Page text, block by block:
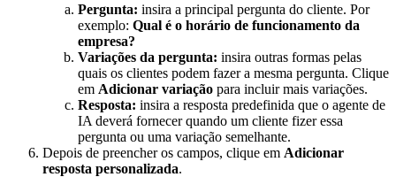
Pergunta: insira a principal pergunta do cliente. Por
exemplo: Qual é o horário de funcionamento da
empresa?
Variações da pergunta: insira outras formas pelas
quais os clientes podem fazer a mesma pergunta. Clique
em Adicionar variação para incluir mais variações.
Resposta: insira a resposta predefinida que o agente de
IA deverá fornecer quando um cliente fizer essa
pergunta ou uma variação semelhante.
Depois de preencher os campos, clique em Adicionar
resposta personalizada.